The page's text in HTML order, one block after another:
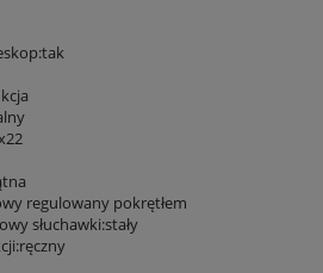
regulowany pokrętłem
słuchawki:stały